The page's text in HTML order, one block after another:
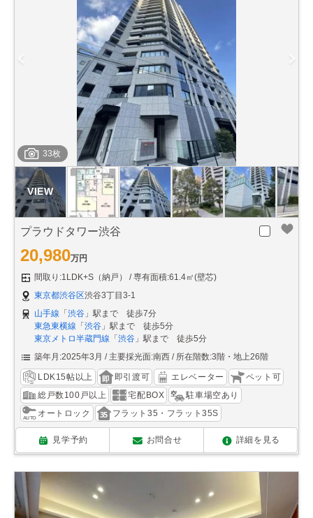
33枚
プラウドタワー渋谷
20,980万円
間取り:1LDK+S（納戸）
専有面積:61.4㎡(壁芯)
東京都渋谷区渋谷3丁目3-1
山手線 「渋谷 」駅まで 徒歩7分
東急東横線 「渋谷 」駅まで 徒歩5分
東京メトロ半蔵門線 「渋谷 」駅まで 徒歩5分
築年月:2025年3月
主要採光面:南西 所在階数:3階・地上26階
LDK15帖以上 即引渡可 エレベーター
ペット可
総戸数100戸以上
宅配BOX
駐車場空あり
オートロック
フラット35・フラット35S
見学予約 お問合せ 詳細を見る